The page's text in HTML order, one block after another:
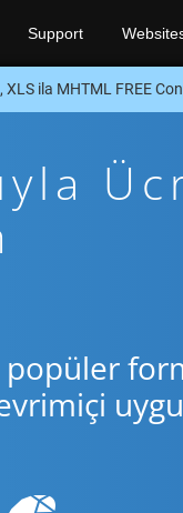
Support
ila MHTML FREE
popüler